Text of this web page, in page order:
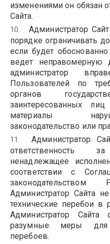
изменениями он обязан
Сайта.
Администратор
порядке ограничивать
если будет
ведет неправомерную
администратор
Пользователей по
органов
заинтересованных
материалы
законодательство или
Администратор
ответственность
ненадлежащее
соответствии с
законодательством
Администратор Сайта
технические перебои в
Администратор Сайта
разумные меры для
перебоев.